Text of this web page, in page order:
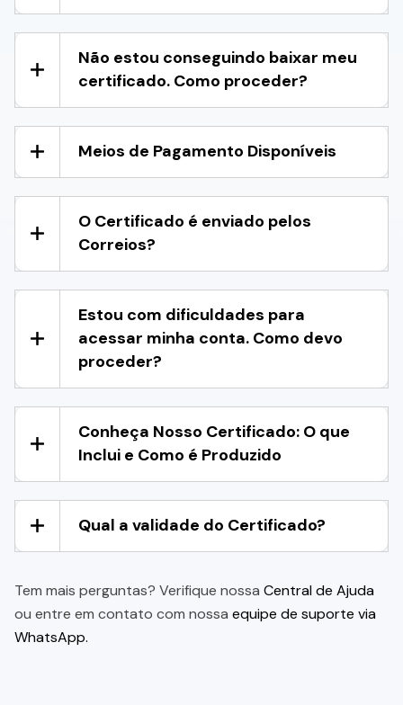
Não estou conseguindo baixar meu
certificado. Como proceder?
Meios de Pagamento Disponíveis
O Certificado é enviado pelos
Correios?
Estou com dificuldades para
acessar minha conta. Como devo
proceder?
Conheça Nosso Certificado: O que
Inclui e Como é Produzido
Qual a validade do Certificado?
Tem mais perguntas? Verifique nossa Central de Ajuda
ou entre em contato com nossa equipe de suporte via
WhatsApp.